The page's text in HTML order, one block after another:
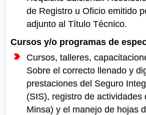
de Registro u Oficio emitido
adjunto al Título Técnico.
Cursos y/o programas de
Cursos, talleres,
Sobre el correcto llenado y
prestaciones del Seguro
(SIS), registro de actividades
Minsa) y el manejo de hojas